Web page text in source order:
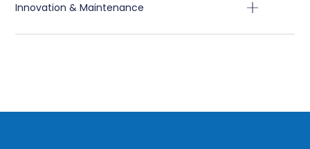
Innovation & Maintenance